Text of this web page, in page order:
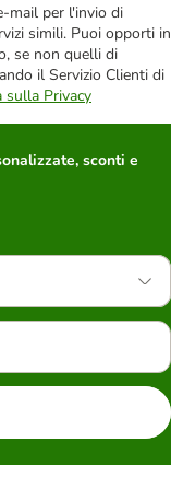
mail per l'invio di
simili. Puoi opporti in
se non quelli di
il Servizio Clienti di
sulla Privacy
sconti e